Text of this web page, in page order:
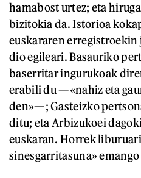
hamabost urtez; eta
bizitokia da. Istorioa
euskararen erregistroekin
dio egileari. Basauriko
baserritar ingurukoak
erabili du —«nahiz eta
den»—; Gasteizko
ditu; eta Arbizukoei
euskaran. Horrek
sinesgarritasuna»